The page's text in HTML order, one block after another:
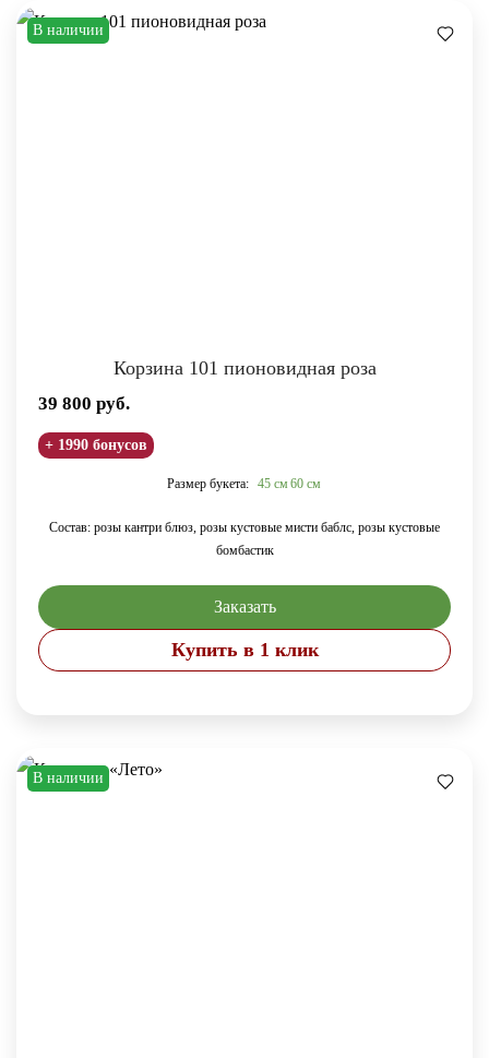
В наличии
Корзина 101 пионовидная роза
39 800 руб.
+ 1990 бонусов
Размер букета: 45 см 60 см
Состав: розы кантри блюз, розы кустовые мисти баблс, розы кустовые
бомбастик
Заказать
Купить в 1 клик
В наличии